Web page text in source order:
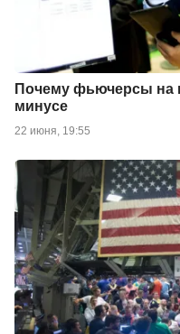
Почему фьючерсы на
минусе
22 июня, 19:55